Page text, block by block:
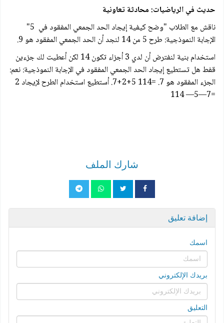
حديث في الرياضيات: محادثة تعاونية
ناقش مع الطلاب "وضح كيفية إيجاد الحد الجمعي المفقود في 5"
الإجابة النموذجية: طرح 5 من 14 لنجد أن الحد الجمعي المفقود هو 9.
استخدام بنية لنفترض أن لدي 3 أجزاء تكون 14 لكن أعطيت لك جزءين
قفط هل تستطيع إيجاد الحد الجمعي المفقود في الإجابة النموذجية: نعم:
الجزء المفقود هو 7. =114 5+2+7. أستطيع استخدام الطرح لإيجاد 2
=7—5— 114
شارك الملف
إضافة تعليق
اسمك
بريدك الإلكتروني
التعليق